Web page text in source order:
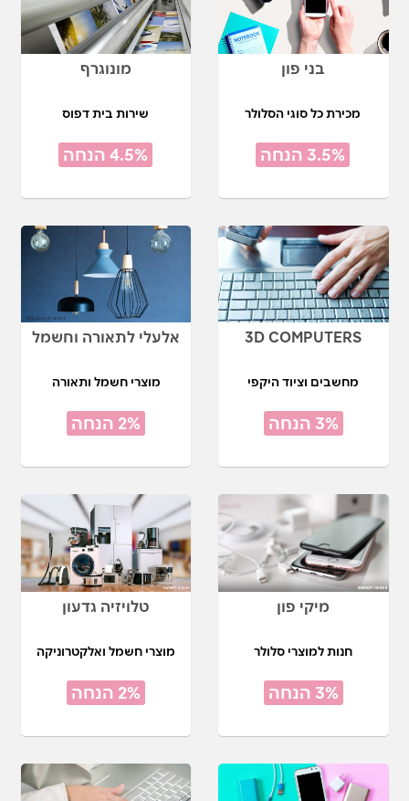
בני פון
מכירת כל סוגי הסלולר
3.5% הנחה
מונוגרף
שירות בית דפוס
4.5% הנחה
3D COMPUTERS
מחשבים וציוד היקפי
3% הנחה
אלעלי לתאורה וחשמל
מוצרי חשמל ותאורה
2% הנחה
מיקי פון
חנות למוצרי סלולר
3% הנחה
טלויזיה גדעון
מוצרי חשמל ואלקטרוניקה
2% הנחה